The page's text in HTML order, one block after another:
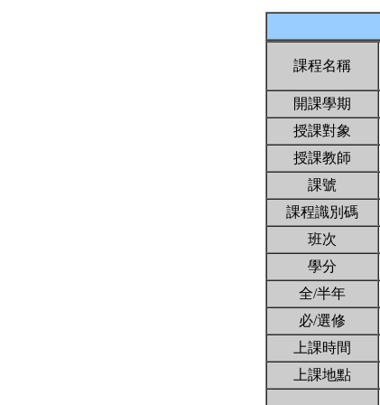
課程名稱
開課學期
授課對象
授課教師
課號
課程識別碼
班次
學分
全/半年
必/選修
上課時間
上課地點